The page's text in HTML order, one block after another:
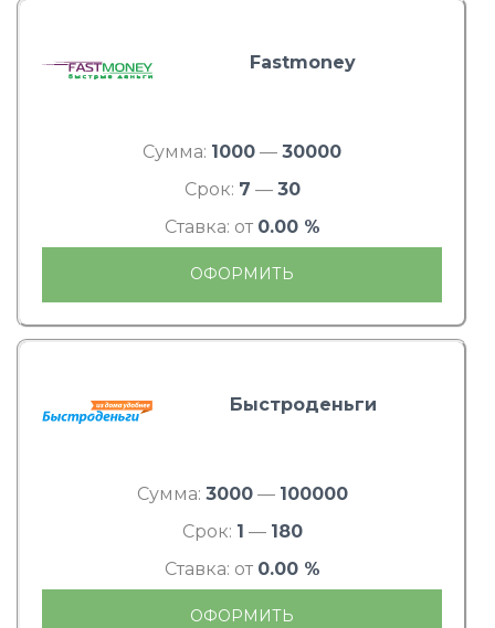
Fastmoney
Сумма: 1000 — 30000
Срок: 7 — 30
Ставка: от 0.00 %
ОФОРМИТЬ
Быстроденьги
Сумма: 3000— 100000
Срок: 1 — 180
Ставка: от 0.00 %
ОФОРМИТЬ